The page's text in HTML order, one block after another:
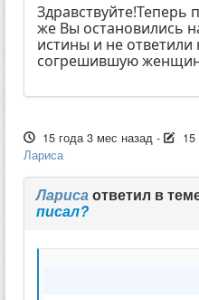
Здравствуйте!Теперь
же Вы остановились
истины и не
согрешившую
15 года 3 мес назад -
Лариса
Ларисаответил в
писал?